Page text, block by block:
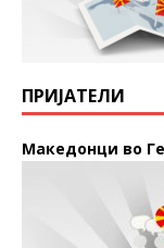
ПРИЈАТЕЛИ
Македонци во